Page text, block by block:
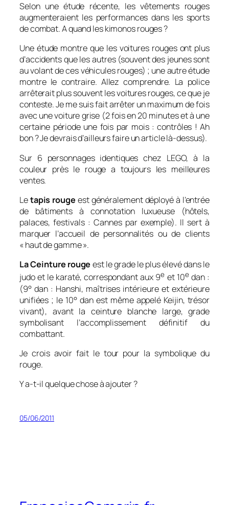
Selon une étude récente, les vêtements rouges
augmenteraient les performances dans les sports
de combat. A quand les kimonos rouges ?
Une étude montre que les voitures rouges ont plus
d’accidents que les autres (souvent des jeunes sont
au volant de ces véhicules rouges) ; une autre étude
montre le contraire. Allez comprendre. La police
arrêterait plus souvent les voitures rouges, ce que je
conteste. Je me suis fait arrêter un maximum de fois
avec une voiture grise (2 fois en 20 minutes et à une
certaine période une fois par mois : contrôles ! Ah
bon ? Je devrais d’ailleurs faire un article là-dessus).
Sur 6 personnages identiques chez LEGO, à la
couleur près le rouge a toujours les meilleures
ventes.
Letapis rouge est généralement déployé à l’entrée
de bâtiments à connotation luxueuse (hôtels,
palaces, festivals : Cannes par exemple). Il sert à
marquer l’accueil de personnalités ou de clients
« haut de gamme ».
La Ceinture rouge est le grade le plus élevé dans le
judo et le karaté, correspondant aux 9e et 10edan :
(9° dan : Hanshi, maîtrises intérieure et extérieure
unifiées ; le 10° dan est même appelé Keijin, trésor
vivant), avant la ceinture blanche large, grade
symbolisant l’accomplissement définitif du
combattant.
Je crois avoir fait le tour pour la symbolique du
rouge.
Y a-t-il quelque chose à ajouter ?
05/06/2011